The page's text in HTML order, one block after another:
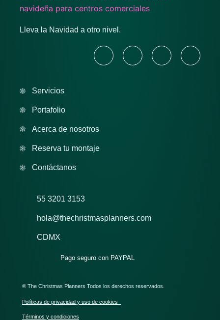
Lleva la Navidad a otro nivel.
Servicios
Portafolio
Acerca de nosotros
Reserva tu montaje
Contáctanos
55 3201 3153
hola@thechristmasplanners.com
CDMX
Pago seguro con PAYPAL
® The Christmas Planners Todos los derechos reservados.
Políticas de privacidad y uso de cookies
Términos y condiciones